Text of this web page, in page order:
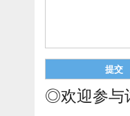
◎欢迎参与